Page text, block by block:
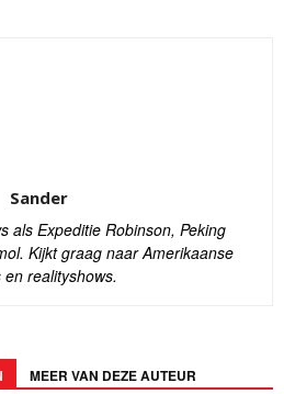
Sander
als Expeditie Robinson, Peking
Kijkt graag naar Amerikaanse
en realityshows.
MEER VAN DEZE AUTEUR